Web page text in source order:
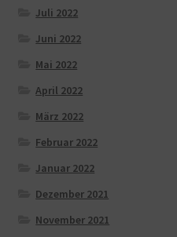
Juli 2022
Juni 2022
Mai 2022
April 2022
März 2022
Februar 2022
Januar 2022
Dezember 2021
November 2021